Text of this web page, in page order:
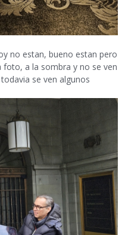
no estan, bueno estan pero
foto, a la sombra y no se ven
se ven algunos